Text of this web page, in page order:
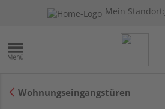
Mein Standort:
Wohnungseingangstüren